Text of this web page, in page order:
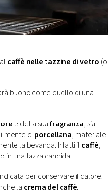
caffè nelle tazzine di vetro (o
buono come quello di una
e della suafragranza, sia
diporcellana, materiale
la bevanda. Infatti il caffè,
in una tazza candida.
per conservare il calore.
la crema del caffè.